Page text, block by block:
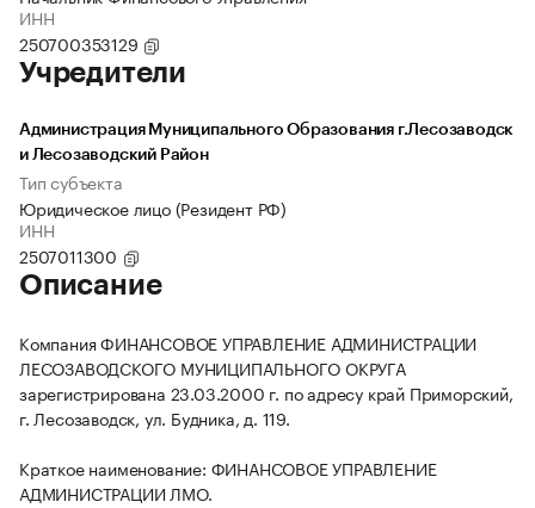
ИНН
250700353129
Учредители
Администрация Муниципального Образования г.Лесозаводск
и Лесозаводский Район
Тип субъекта
Юридическое лицо (Резидент РФ)
ИНН
2507011300
Описание
Компания ФИНАНСОВОЕ УПРАВЛЕНИЕ АДМИНИСТРАЦИИ
ЛЕСОЗАВОДСКОГО МУНИЦИПАЛЬНОГО ОКРУГА
зарегистрирована 23.03.2000 г. по адресу край Приморский,
г. Лесозаводск, ул. Будника, д. 119.
Краткое наименование: ФИНАНСОВОЕ УПРАВЛЕНИЕ
АДМИНИСТРАЦИИ ЛМО.